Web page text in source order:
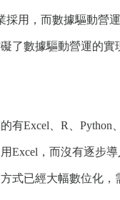
用，而數據驅動營
了數據驅動營運的實
Excel、R、
Excel，而沒有逐步
式已經大幅數位化